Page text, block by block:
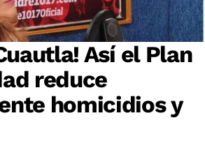
Así el Plan
reduce
homicidios y